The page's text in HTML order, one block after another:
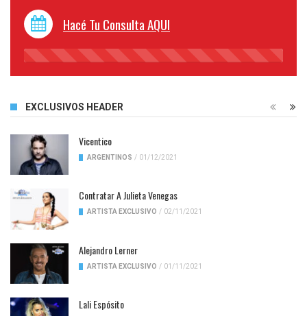
Hacé Tu Consulta AQUI
45%
EXCLUSIVOS HEADER
Vicentico
ARGENTINOS / 01/12/2021
Contratar A Julieta Venegas
ARTISTA EXCLUSIVO / 02/11/2021
Alejandro Lerner
ARTISTA EXCLUSIVO / 01/11/2021
Lali Espósito